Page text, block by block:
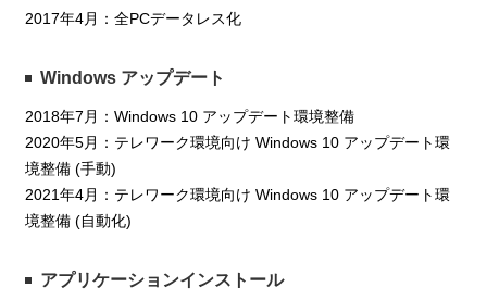
2017年4月：全PCデータレス化
Windows アップデート
2018年7月：Windows 10 アップデート環境整備
2020年5月：テレワーク環境向け Windows 10 アップデート環
境整備 (手動)
2021年4月：テレワーク環境向け Windows 10 アップデート環
境整備 (自動化)
アプリケーションインストール